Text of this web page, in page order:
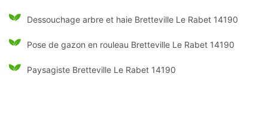
Dessouchage arbre et haie Bretteville Le Rabet 14190
Pose de gazon en rouleau Bretteville Le Rabet 14190
Paysagiste Bretteville Le Rabet 14190